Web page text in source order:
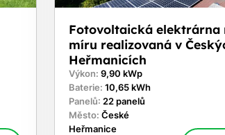
Fotovoltaická elektrárna
míru realizovaná v
Heřmanicích
Výkon: 9,90 kWp
Baterie: 10,65 kWh
Panelů: 22 panelů
Město: České
Heřmanice